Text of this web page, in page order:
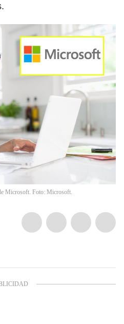
Microsoft. Foto: Microsoft.